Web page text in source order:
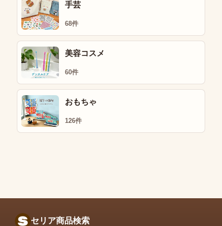
手芸
68件
美容コスメ
60件
おもちゃ
126件
セリア商品検索